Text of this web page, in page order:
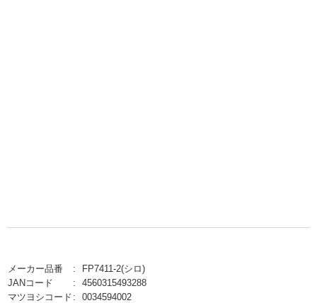
メーカー品番
FP7411-2(シロ)
JANコード
4560315493288
マツヨシコード
0034594002